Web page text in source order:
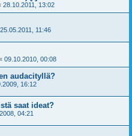
28.10.2011, 13:02
25.05.2011, 11:46
09.10.2010, 00:08
audacityllä?
16:12
saat ideat?
04:21